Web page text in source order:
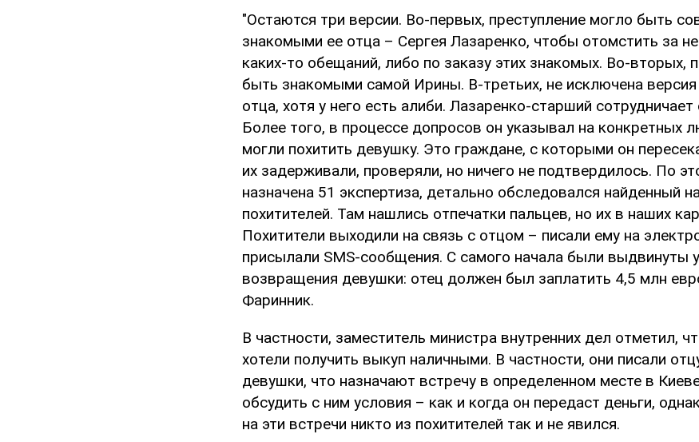
"Остаются три версии. Во-первых, преступление могло быть
знакомыми ее отца – Сергея Лазаренко, чтобы отомстить за
каких-то обещаний, либо по заказу этих знакомых. Во-вторых,
быть знакомыми самой Ирины. В-третьих, не исключена версия
отца, хотя у него есть алиби. Лазаренко-старший
Более того, в процессе допросов он указывал на конкретных
могли похитить девушку. Это граждане, с которыми он
их задерживали, проверяли, но ничего не подтвердилось. По
назначена 51 экспертиза, детально обследовался найденный
похитителей. Там нашлись отпечатки пальцев, но их в наших
Похитители выходили на связь с отцом – писали ему на
присылали SMS-сообщения. С самого начала были выдвинуты
возвращения девушки: отец должен был заплатить 4,5 млн
Фаринник.
В частности, заместитель министра внутренних дел отметил,
хотели получить выкуп наличными. В частности, они писали
девушки, что назначают встречу в определенном месте в
обсудить с ним условия – как и когда он передаст деньги,
на эти встречи никто из похитителей так и не явился.